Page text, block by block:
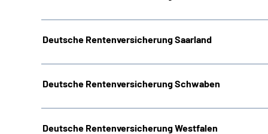
Deutsche Rentenversicherung Saarland
Deutsche Rentenversicherung Schwaben
Deutsche Rentenversicherung Westfalen